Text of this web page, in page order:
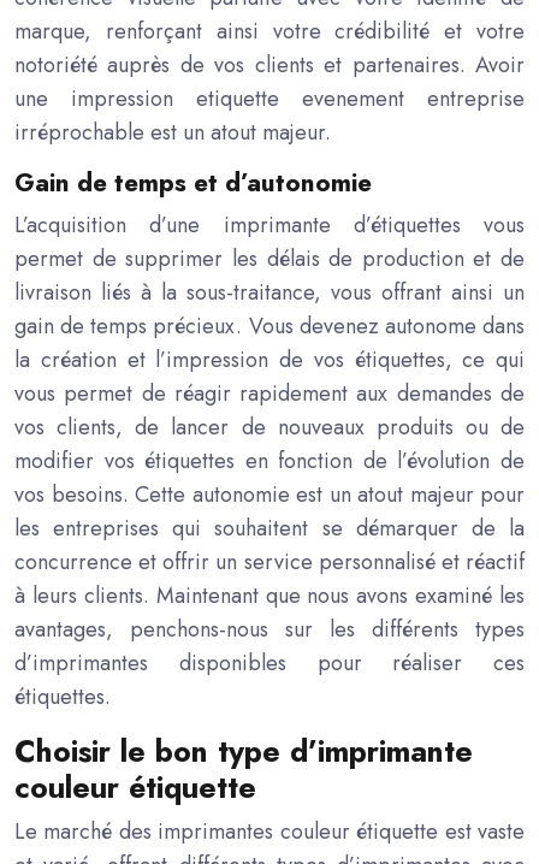
marque, renforçant ainsi votre crédibilité et votre
notoriété auprès de vos clients et partenaires. Avoir
une impression etiquette evenement entreprise
irréprochable est un atout majeur.
Gain de temps et d’autonomie
L’acquisition d’une imprimante d’étiquettes vous
permet de supprimer les délais de production et de
livraison liés à la sous-traitance, vous offrant ainsi un
gain de temps précieux. Vous devenez autonome dans
la création et l’impression de vos étiquettes, ce qui
vous permet de réagir rapidement aux demandes de
vos clients, de lancer de nouveaux produits ou de
modifier vos étiquettes en fonction de l’évolution de
vos besoins. Cette autonomie est un atout majeur pour
les entreprises qui souhaitent se démarquer de la
concurrence et offrir un service personnalisé et réactif
à leurs clients. Maintenant que nous avons examiné les
avantages, penchons-nous sur les différents types
d’imprimantes disponibles pour réaliser ces
étiquettes.
Choisir le bon type d’imprimante
couleur étiquette
Le marché des imprimantes couleur étiquette est vaste